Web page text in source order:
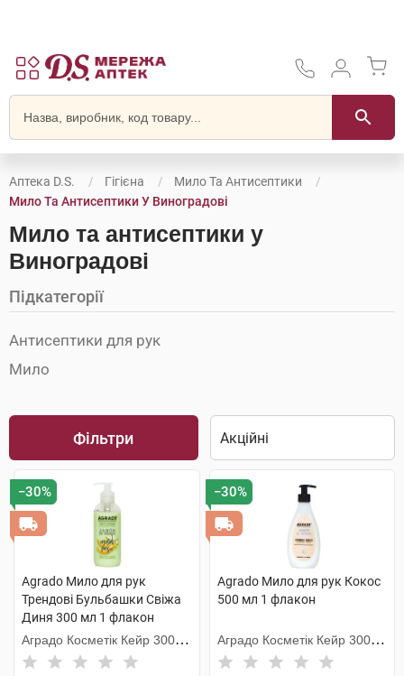
Аптека D.S. Гігієна
Мило Та Антисептики
Мило Та Антисептики У Виноградові
Мило та антисептики у
Виноградові
Підкатегорії
Антисептики для рук
Мило
Фільтри
−30%
Agrado Мило для рук
Трендові Бульбашки Свіжа
Диня 300 мл 1 флакон
Аградо Косметік Кейр 3000
С.Л.У.
−30%
Agrado Мило для рук Кокос
500 мл 1 флакон
Аградо Косметік Кейр 3000
С.Л.У.